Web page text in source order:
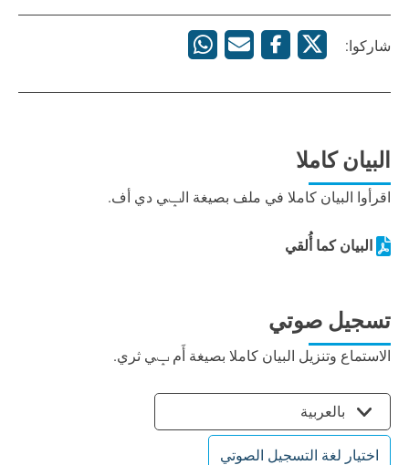
شاركوا:
البيان كاملا
اقرأوا البيان كاملا في ملف بصيغة الݒي دي أف.
البيان كما أُلقي
تسجيل صوتي
الاستماع وتنزيل البيان كاملا بصيغة أَم ݒي ثري.
بالعربية
اختيار لغة التسجيل الصوتي